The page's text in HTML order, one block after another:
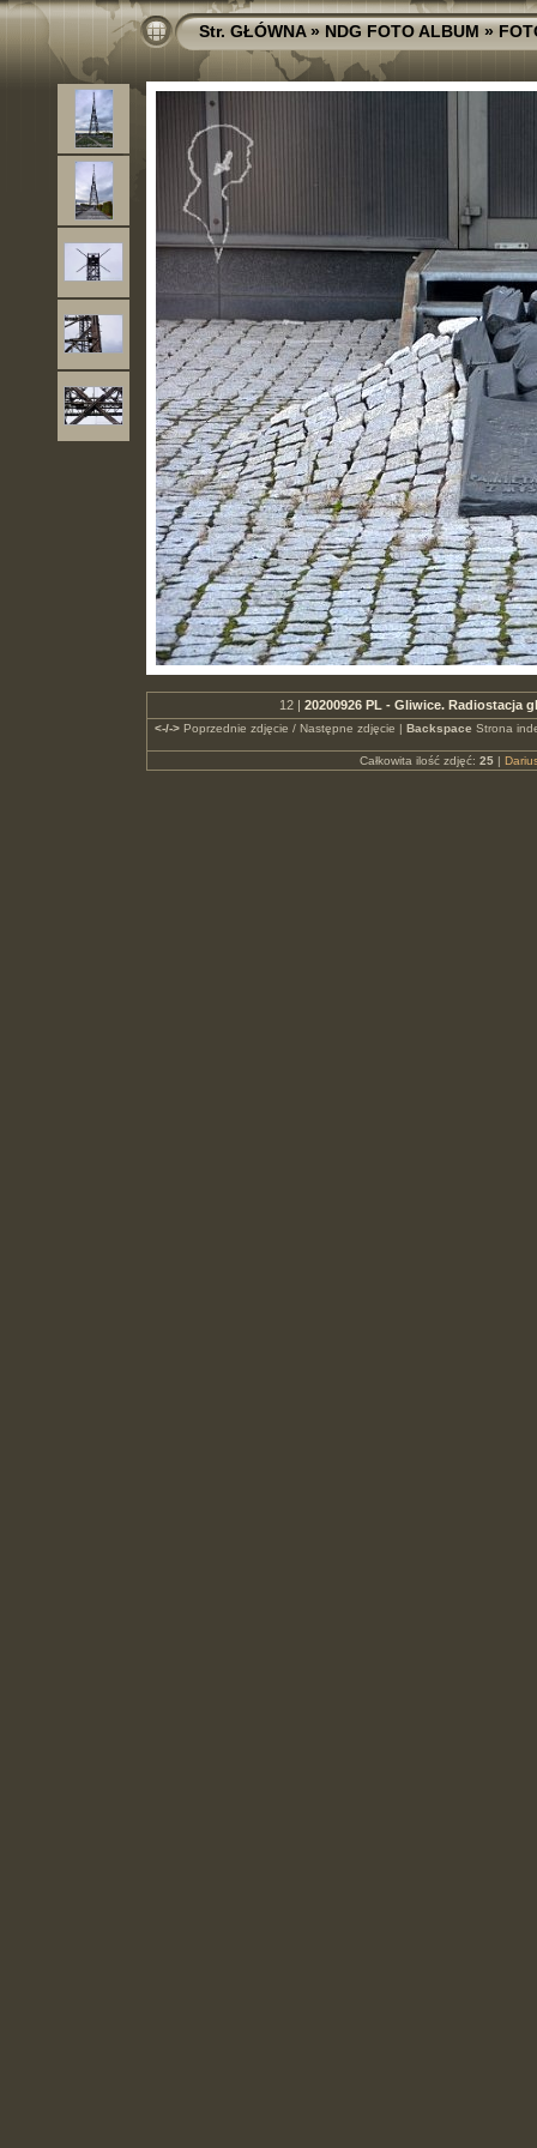
Str. GŁÓWNA»NDG FOTO ALBUM»
12 | 20200926 PL - Gliwice. Radiostacja
<-/->Poprzednie zdjęcie / Następne zdjęcie | Backspace Strona
Całkowita ilość zdjęć: 25|